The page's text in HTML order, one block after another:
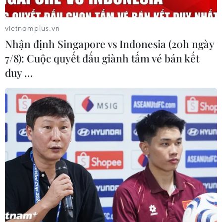
Đồng USD rớt giá mạnh nhất 3 tháng qua
khi kỳ vọng Fed tăng lãi suất suy yếu
04/07/2026 03:26
Chỉ số đồng USD (DXY) - thước đo sức mạnh của đồng
vietnamplus.vn
Nhận định Singapore vs Indonesia (20h ngày
7/8): Cuộc quyết đấu giành tấm vé bán kết
duy …